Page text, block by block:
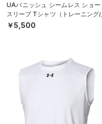
UAバニッシュ シームレス ショー
スリーブ Tシャツ（トレーニング/
EN）
￥5,500